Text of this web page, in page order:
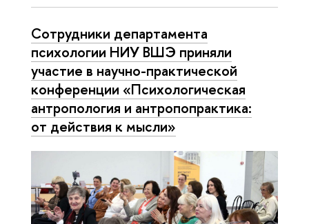
Сотрудники департамента
психологии НИУ ВШЭ приняли
участие в научно-практической
конференции «Психологическая
антропология и антропопрактика:
от действия к мысли»